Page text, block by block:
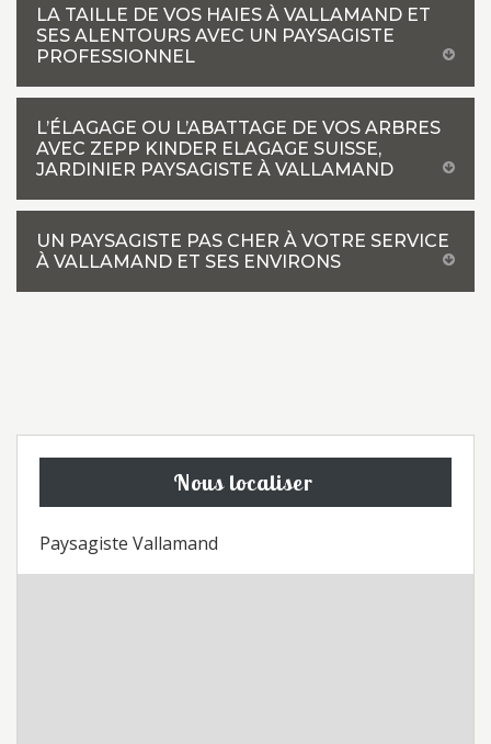
LA TAILLE DE VOS HAIES À VALLAMAND ET
SES ALENTOURS AVEC UN PAYSAGISTE
PROFESSIONNEL
L’ÉLAGAGE OU L’ABATTAGE DE VOS ARBRES
AVEC ZEPP KINDER ELAGAGE SUISSE,
JARDINIER PAYSAGISTE À VALLAMAND
UN PAYSAGISTE PAS CHER À VOTRE SERVICE
À VALLAMAND ET SES ENVIRONS
Nous localiser
Paysagiste Vallamand